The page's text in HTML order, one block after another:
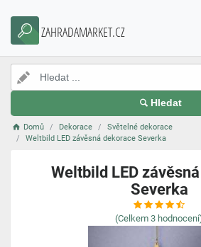
ZAHRADAMARKET.CZ
Hledat
Domů Dekorace
Světelné dekorace
Weltbild LED závěsná dekorace Severka
Weltbild LED
Severka
(Celkem 3